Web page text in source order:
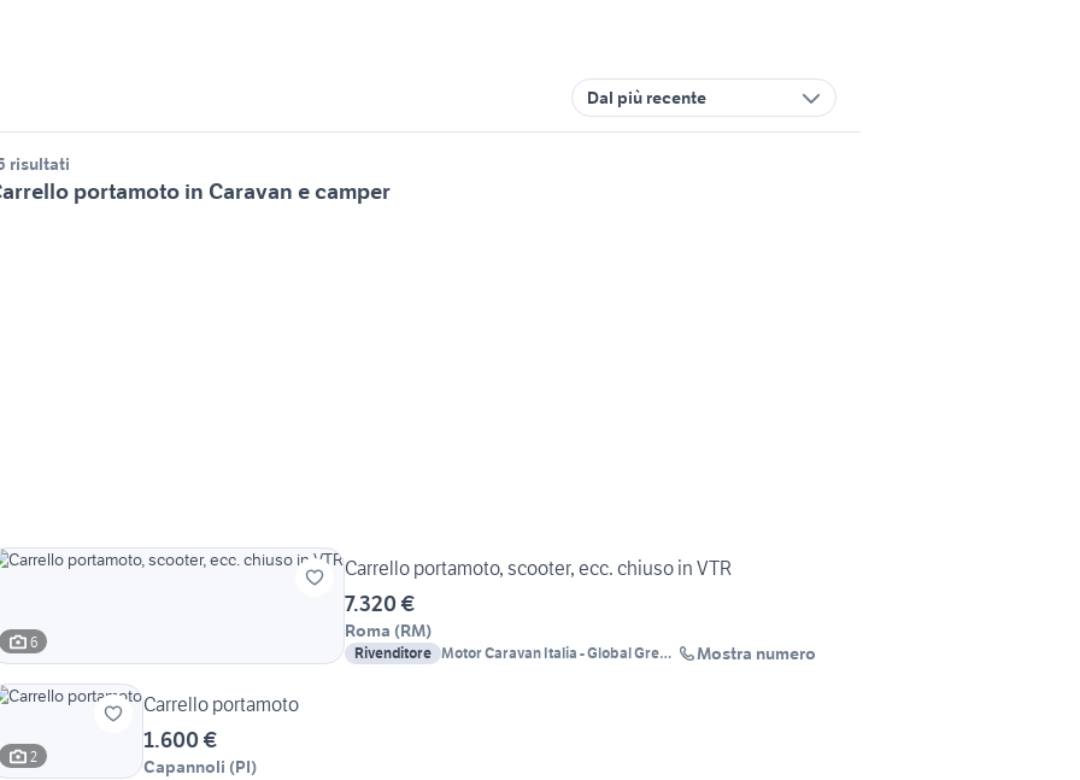
Dal più recente
risultati
portamoto in Caravan e camper
6
Carrello portamoto, scooter, ecc. chiuso in VTR
7.320 €
Roma (RM)
Rivenditore Motor Caravan Italia - Global Green
Mostra numero
2
Carrello portamoto
1.600 €
Capannoli (PI)